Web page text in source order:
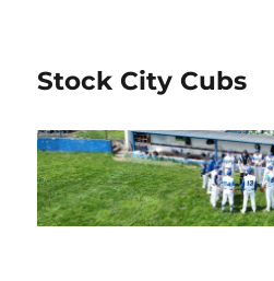
Stock City Cubs